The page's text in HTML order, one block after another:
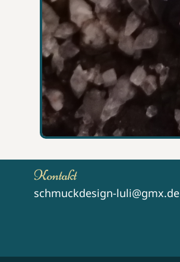
Kontakt
schmuckdesign-luli@gmx.de